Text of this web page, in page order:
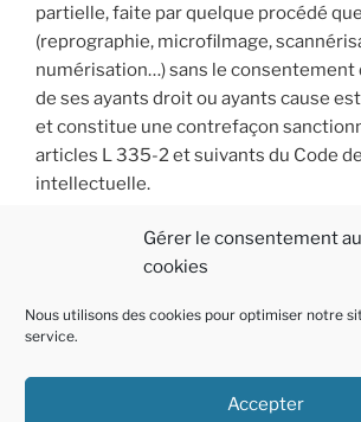
Gérer le consentement
cookies
Nous utilisons des cookies pour optimiser notre
service.
Accepter
partielle, faite par quelque procédé
(reprographie, microfilmage,
numérisation…) sans le consentement
de ses ayants droit ou ayants cause
et constitue une contrefaçon
articles L 335-2 et suivants du Code
intellectuelle.